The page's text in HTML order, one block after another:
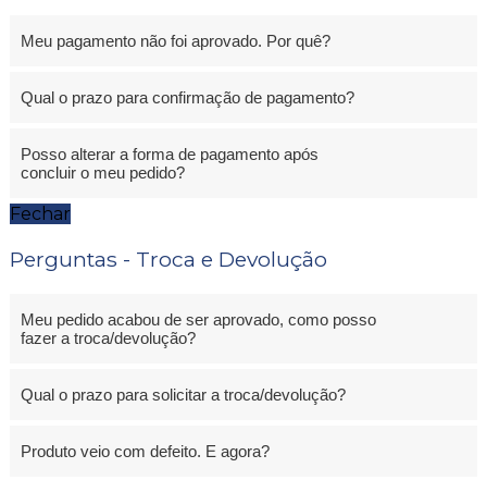
Meu pagamento não foi aprovado. Por quê?
Qual o prazo para confirmação de pagamento?
Posso alterar a forma de pagamento após
concluir o meu pedido?
Fechar
Perguntas - Troca e Devolução
Meu pedido acabou de ser aprovado, como posso
fazer a troca/devolução?
Qual o prazo para solicitar a troca/devolução?
Produto veio com defeito. E agora?